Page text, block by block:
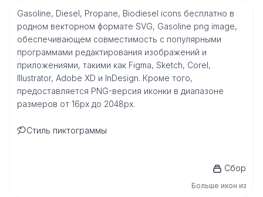
Gasoline, Diesel, Propane, Biodiesel icons бесплатно в
родном векторном формате SVG, Gasoline png image,
обеспечивающем совместимость с популярными
программами редактирования изображений и
приложениями, такими как Figma, Sketch, Corel,
Illustrator, Adobe XD и InDesign. Кроме того,
предоставляется PNG-версия иконки в диапазоне
размеров от 16px до 2048px.
Стиль пиктограммы
Сбор
Больше икон из